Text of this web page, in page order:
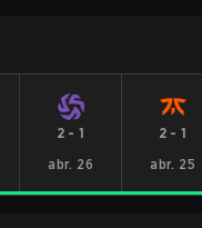
2 -1
abr. 26
2 -1
abr. 25